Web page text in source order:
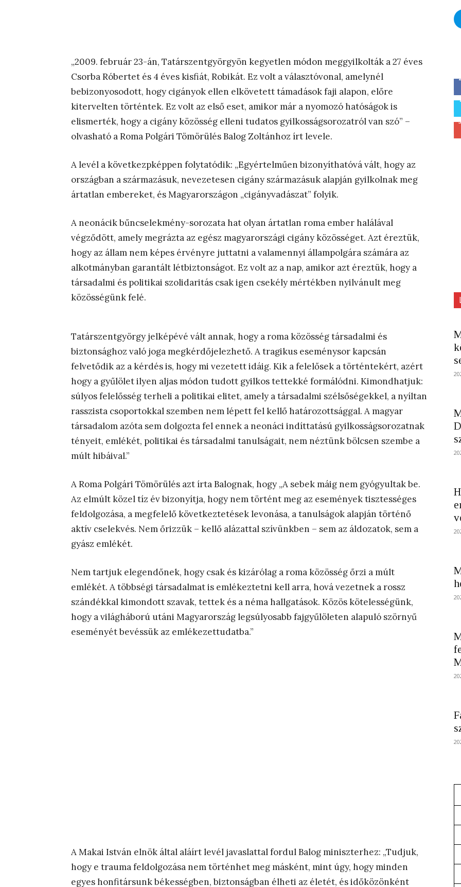
„2009. február 23-án, Tatárszentgyörgyön kegyetlen módon meggyilkolták a 27 éves
Csorba Róbertet és 4 éves kisfiát, Robikát. Ez volt a választóvonal, amelynél
bebizonyosodott, hogy cigányok ellen elkövetett támadások faji alapon, előre
kitervelten történtek. Ez volt az első eset, amikor már a nyomozó hatóságok is
elismerték, hogy a cigány közösség elleni tudatos gyilkosságsorozatról van szó” –
olvasható a Roma Polgári Tömörülés Balog Zoltánhoz írt levele.
A levél a következpképpen folytatódik: „Egyértelműen bizonyíthatóvá vált, hogy az
országban a származásuk, nevezetesen cigány származásuk alapján gyilkolnak meg
ártatlan embereket, és Magyarországon „cigányvadászat” folyik.
A neonácik bűncselekmény-sorozata hat olyan ártatlan roma ember halálával
végződött, amely megrázta az egész magyarországi cigány közösséget. Azt éreztük,
hogy az állam nem képes érvényre juttatni a valamennyi állampolgára számára az
alkotmányban garantált létbiztonságot. Ez volt az a nap, amikor azt éreztük, hogy a
társadalmi és politikai szolidaritás csak igen csekély mértékben nyilvánult meg
közösségünk felé.
Tatárszentgyörgy jelképévé vált annak, hogy a roma közösség társadalmi és
biztonsághoz való joga megkérdőjelezhető. A tragikus eseménysor kapcsán
felvetődik az a kérdés is, hogy mi vezetett idáig. Kik a felelősek a történtekért, azért
hogy a gyűlölet ilyen aljas módon tudott gyilkos tettekké formálódni. Kimondhatjuk:
súlyos felelősség terheli a politikai elitet, amely a társadalmi szélsőségekkel, a nyíltan
rasszista csoportokkal szemben nem lépett fel kellő határozottsággal. A magyar
társadalom azóta sem dolgozta fel ennek a neonáci indíttatású gyilkosságsorozatnak
tényeit, emlékét, politikai és társadalmi tanulságait, nem néztünk bölcsen szembe a
múlt hibáival.”
A Roma Polgári Tömörülés azt írta Balognak, hogy „A sebek máig nem gyógyultak be.
Az elmúlt közel tíz év bizonyítja, hogy nem történt meg az események tisztességes
feldolgozása, a megfelelő következtetések levonása, a tanulságok alapján történő
aktív cselekvés. Nem őrizzük – kellő alázattal szívünkben – sem az áldozatok, sem a
gyász emlékét.
Nem tartjuk elegendőnek, hogy csak és kizárólag a roma közösség őrzi a múlt
emlékét. A többségi társadalmat is emlékeztetni kell arra, hová vezetnek a rossz
szándékkal kimondott szavak, tettek és a néma hallgatások. Közös kötelességünk,
hogy a világháború utáni Magyarország legsúlyosabb fajgyűlöleten alapuló szörnyű
eseményét bevéssük az emlékezettudatba.”
A Makai István elnök által aláírt levél javaslattal fordul Balog miniszterhez: „Tudjuk,
hogy e trauma feldolgozása nem történhet meg másként, mint úgy, hogy minden
egyes honfitársunk békességben, biztonságban élheti az életét, és időközönként